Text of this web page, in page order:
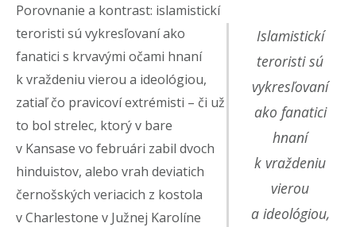
Islamistickí
teroristi sú
vykresľovaní
ako fanatici
hnaní
k vraždeniu
vierou
a ideológiou,
Porovnanie a kontrast: islamistickí
teroristi sú vykresľovaní ako
fanatici s krvavými očami hnaní
k vraždeniu vierou a ideológiou,
zatiaľ čo pravicoví extrémisti – či už
to bol strelec, ktorý v bare
v Kansase vo februári zabil dvoch
hinduistov, alebo vrah deviatich
černošských veriacich z kostola
v Charlestone v Južnej Karolíne